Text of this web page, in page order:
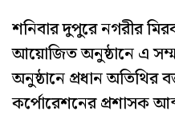
শনিবার দুপুরে নগরীর
আয়োজিত অনুষ্ঠানে এ
অনুষ্ঠানে প্রধান অতিথির
কর্পোরেশনের প্রশাসক